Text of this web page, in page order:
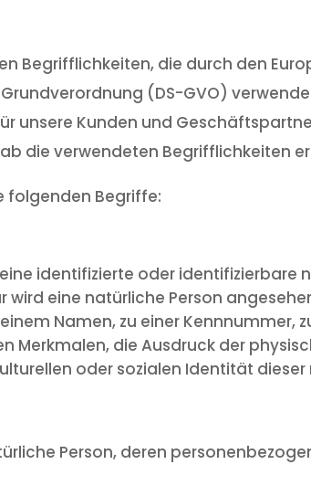
Begrifflichkeiten, die durch den
(DS-GVO)
unsere Kunden und
die verwendeten Begrifflichkeiten
folgenden Begriffe:
identifizierte oder identifizierbare
eine natürliche Person
Namen, zu einer Kennnummer,
Merkmalen, die Ausdruck der
oder sozialen Identität dieser
Person, deren